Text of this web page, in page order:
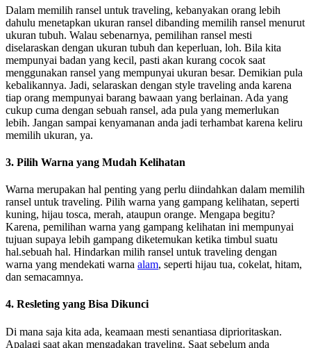
Dalam memilih ransel untuk traveling, kebanyakan orang lebih
dahulu menetapkan ukuran ransel dibanding memilih ransel menurut
ukuran tubuh. Walau sebenarnya, pemilihan ransel mesti
diselaraskan dengan ukuran tubuh dan keperluan, loh. Bila kita
mempunyai badan yang kecil, pasti akan kurang cocok saat
menggunakan ransel yang mempunyai ukuran besar. Demikian pula
kebalikannya. Jadi, selaraskan dengan style traveling anda karena
tiap orang mempunyai barang bawaan yang berlainan. Ada yang
cukup cuma dengan sebuah ransel, ada pula yang memerlukan
lebih. Jangan sampai kenyamanan anda jadi terhambat karena keliru
memilih ukuran, ya.
3. Pilih Warna yang Mudah Kelihatan
Warna merupakan hal penting yang perlu diindahkan dalam memilih
ransel untuk traveling. Pilih warna yang gampang kelihatan, seperti
kuning, hijau tosca, merah, ataupun orange. Mengapa begitu?
Karena, pemilihan warna yang gampang kelihatan ini mempunyai
tujuan supaya lebih gampang diketemukan ketika timbul suatu
hal.sebuah hal. Hindarkan milih ransel untuk traveling dengan
warna yang mendekati warna alam, seperti hijau tua, cokelat, hitam,
dan semacamnya.
4. Resleting yang Bisa Dikunci
Di mana saja kita ada, keamaan mesti senantiasa diprioritaskan.
Apalagi saat akan mengadakan traveling. Saat sebelum anda